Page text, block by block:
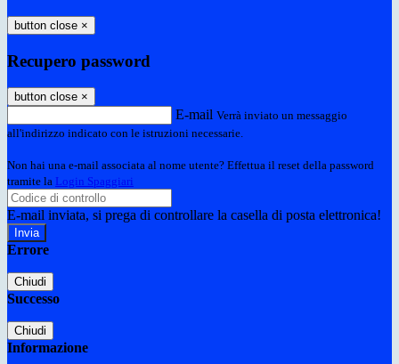
button close ×
Recupero password
button close ×
E-mail Verrà inviato un messaggio
all'indirizzo indicato con le istruzioni necessarie.
Non hai una e-mail associata al nome utente? Effettua il reset della password
tramite la Login Spaggiari
E-mail inviata, si prega di controllare la casella di posta elettronica!
Errore
Chiudi
Successo
Chiudi
Informazione